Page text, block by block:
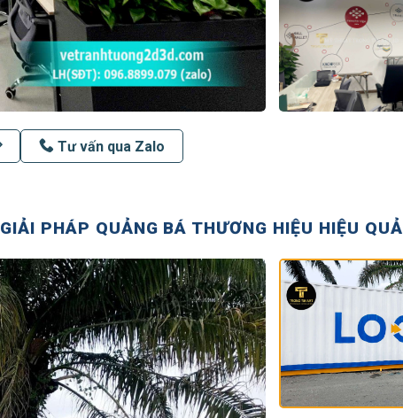
Tư vấn qua Zalo
PHÁP QUẢNG BÁ THƯƠNG HIỆU HIỆU QUẢ